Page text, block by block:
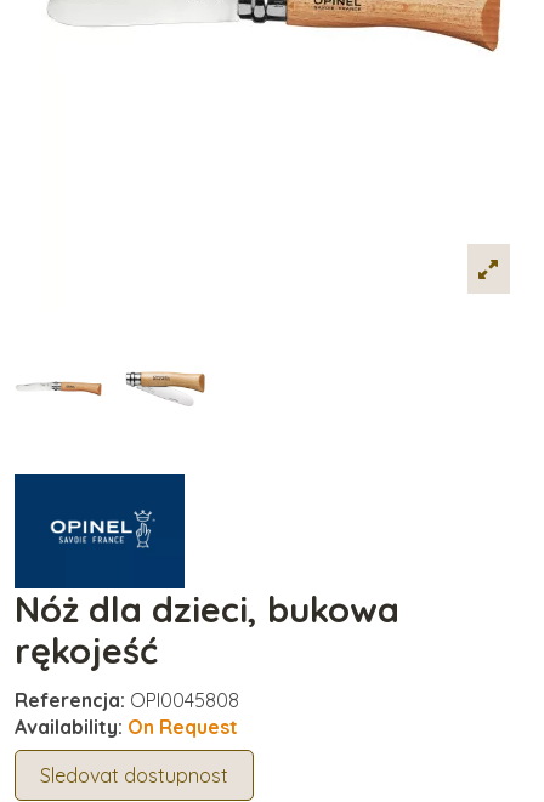
Nóż dla dzieci, bukowa
rękojeść
Referencja: OPI0045808
Availability: On Request
Sledovat dostupnost